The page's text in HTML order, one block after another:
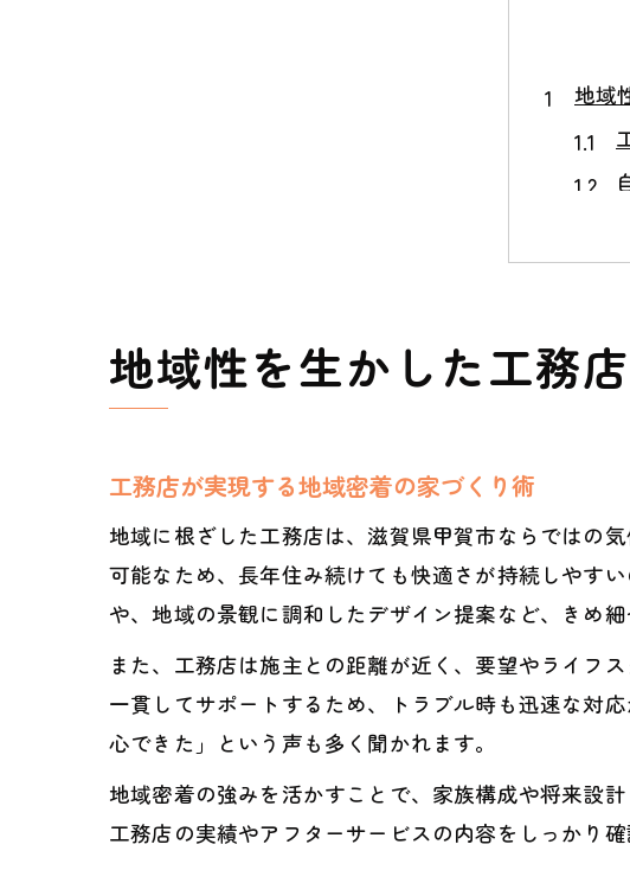
地域
再生
甲賀
地域性を生かした工務
工務店が実現する地域密着の家づくり術
地域に根ざした工務店は、滋賀県甲賀市ならではの
可能なため、長年住み続けても快適さが持続しやす
や、地域の景観に調和したデザイン提案など、きめ細
また、工務店は施主との距離が近く、要望やライフ
一貫してサポートするため、トラブル時も迅速な対
心できた」という声も多く聞かれます。
地域密着の強みを活かすことで、家族構成や将来設
工務店の実績やアフターサービスの内容をしっかり確